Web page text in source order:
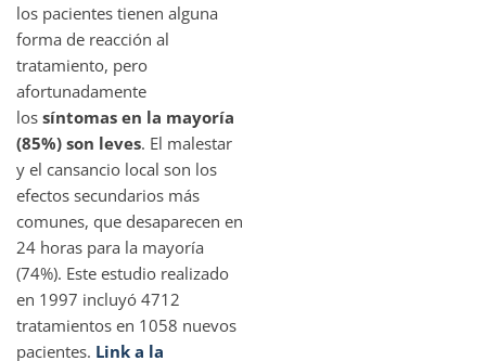
los pacientes tienen alguna
forma de reacción al
tratamiento, pero
afortunadamente
los síntomas en la mayoría
(85%) son leves. El malestar
y el cansancio local son los
efectos secundarios más
comunes, que desaparecen en
24 horas para la mayoría
(74%). Este estudio realizado
en 1997 incluyó 4712
tratamientos en 1058 nuevos
pacientes. Link a la